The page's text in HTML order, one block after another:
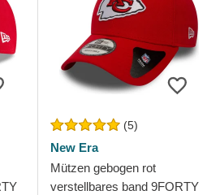
(5)
New Era
Mützen gebogen rot
verstellbares band 9FORTY